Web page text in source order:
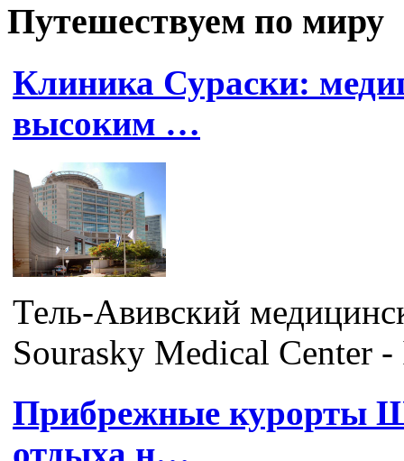
Путешествуем по миру
Клиника Сураски:
высоким …
Тель-Авивский
Sourasky Medical Center
Прибрежные курорты
отдыха н…